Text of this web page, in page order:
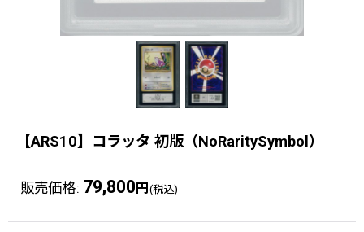
【ARS10】コラッタ 初版（NoRaritySymbol）
販売価格: 79,800 円 (税込)